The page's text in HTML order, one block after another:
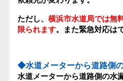
ただし、 横浜市水道局では無
限られます。また緊急対応は
◆水道メーターから道路側
水道メーターから道路側の水